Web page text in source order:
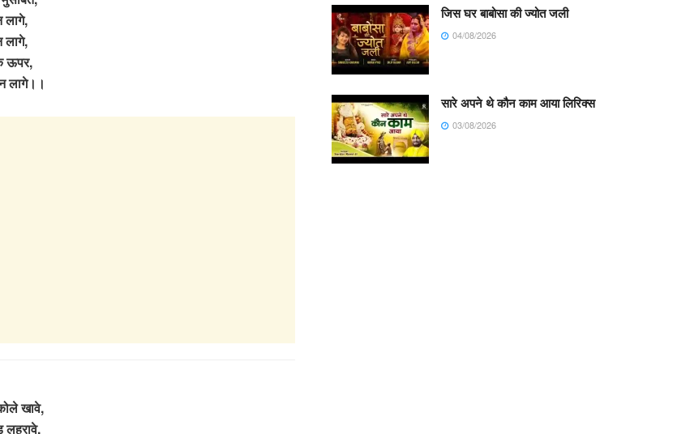
ऊपर,
लागे।।
खावे,
लहरावे,
जिस घर बाबोसा की ज्योत जली
04/08/2026
सारे अपने थे कौन काम आया लिरिक्स
03/08/2026